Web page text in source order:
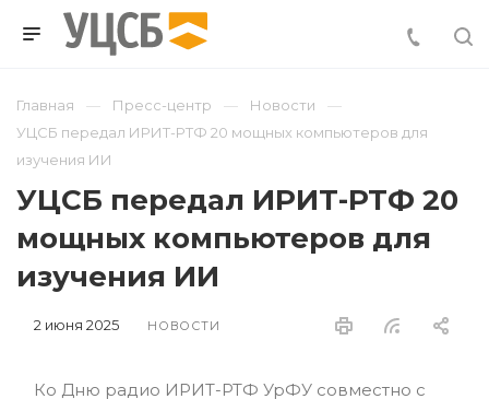
Главная Пресс-центр
Новости
УЦСБ передал ИРИТ-РТФ 20 мощных компьютеров для
изучения ИИ
УЦСБ передал ИРИТ-РТФ 20
мощных компьютеров для
изучения ИИ
2 июня 2025 НОВОСТИ
Ко Дню радио ИРИТ-РТФ УрФУ совместно с